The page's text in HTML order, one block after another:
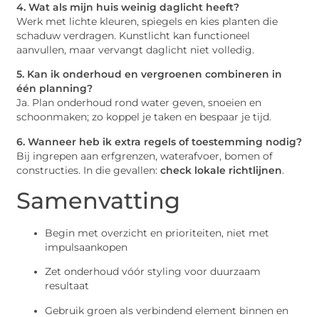
4. Wat als mijn huis weinig daglicht heeft?
Werk met lichte kleuren, spiegels en kies planten die
schaduw verdragen. Kunstlicht kan functioneel
aanvullen, maar vervangt daglicht niet volledig.
5. Kan ik onderhoud en vergroenen combineren in
één planning?
Ja. Plan onderhoud rond water geven, snoeien en
schoonmaken; zo koppel je taken en bespaar je tijd.
6. Wanneer heb ik extra regels of toestemming nodig?
Bij ingrepen aan erfgrenzen, waterafvoer, bomen of
constructies. In die gevallen:check lokale richtlijnen.
Samenvatting
Begin met overzicht en prioriteiten, niet met
impulsaankopen
Zet onderhoud vóór styling voor duurzaam
resultaat
Gebruik groen als verbindend element binnen en